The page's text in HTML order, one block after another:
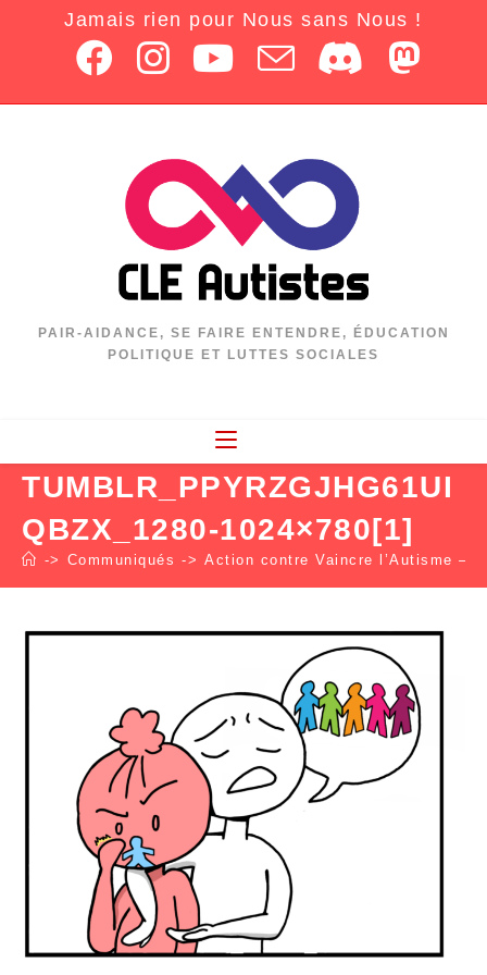
Jamais rien pour Nous sans Nous !
PAIR-AIDANCE, SE FAIRE ENTENDRE, ÉDUCATION
POLITIQUE ET LUTTES SOCIALES
TUMBLR_PPYRZGJHG61UI
QBZX_1280-1024×780[1]
-> Communiqués -> Action contre Vaincre l’Autisme –